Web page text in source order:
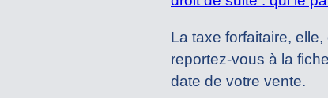
La taxe forfaitaire,
reportez-vous à la fiche
date de votre vente.